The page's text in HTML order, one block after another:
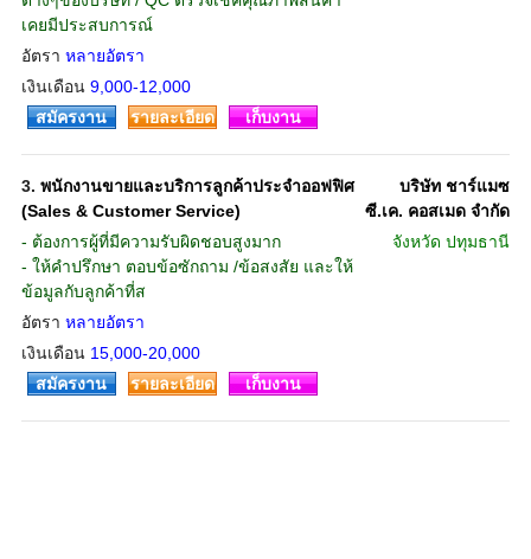
เคยมีประสบการณ์
อัตรา หลายอัตรา
เงินเดือน 9,000-12,000
สมัครงาน รายละเอียด เก็บงาน
3. พนักงานขายและบริการลูกค้าประจำออฟฟิศ
(Sales & Customer Service)
- ต้องการผู้ที่มีความรับผิดชอบสูงมาก
- ให้คำปรึกษา ตอบข้อซักถาม /ข้อสงสัย และให้
ข้อมูลกับลูกค้าที่ส
อัตรา หลายอัตรา
เงินเดือน 15,000-20,000
บริษัท ชาร์แมซ
ซี.เค. คอสเมด จำกัด
จังหวัด ปทุมธานี
สมัครงาน รายละเอียด เก็บงาน